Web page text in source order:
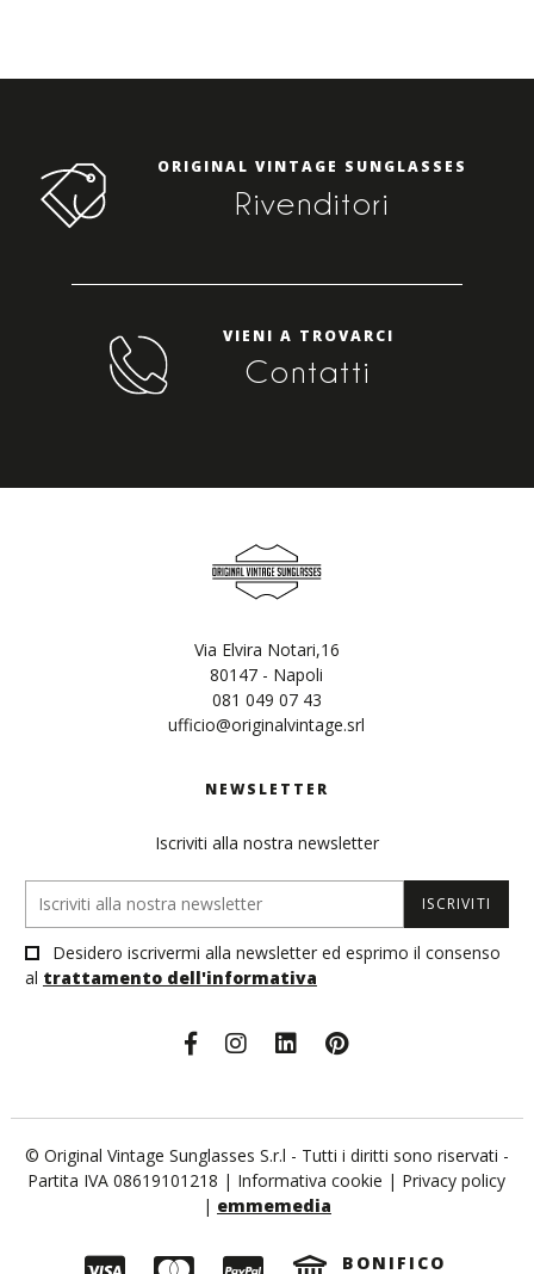
ORIGINAL VINTAGE SUNGLASSES
Rivenditori
VIENI A TROVARCI
Contatti
Via Elvira Notari,16
80147 - Napoli
081 049 07 43
ufficio@originalvintage.srl
NEWSLETTER
Iscriviti alla nostra newsletter
ISCRIVITI
Desidero iscrivermi alla newsletter ed esprimo il consenso
al trattamento dell'informativa
© Original Vintage Sunglasses S.r.l - Tutti i diritti sono riservati -
Partita IVA 08619101218 | Informativa cookie | Privacy policy
| emmemedia
BONIFICO